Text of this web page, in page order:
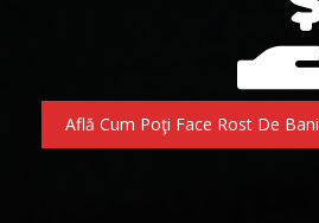
Află Cum Poţi Face Rost De Bani